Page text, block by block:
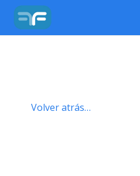
Volver atrás…